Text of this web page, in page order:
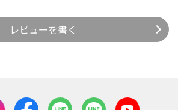
レビューを書く